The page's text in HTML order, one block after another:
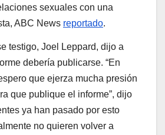
sexuales con una
ABC News reportado.
testigo, Joel Leppard, dijo a
debería publicarse. “En
que ejerza mucha presión
que publique el informe”, dijo
ya han pasado por esto
no quieren volver a